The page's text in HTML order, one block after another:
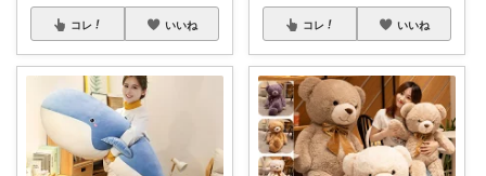
コレ いいね コレ いいね